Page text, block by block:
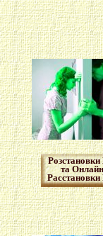
Розстановки
та
Расстановки